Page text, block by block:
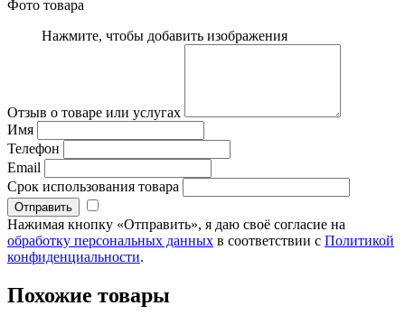
Фото товара
Нажмите, чтобы добавить изображения
Отзыв о товаре или услугах
Имя
Телефон
Email
Срок использования товара
Нажимая кнопку «Отправить», я даю своё согласие на
обработку персональных данных в соответствии с Политикой
конфиденциальности.
Похожие товары